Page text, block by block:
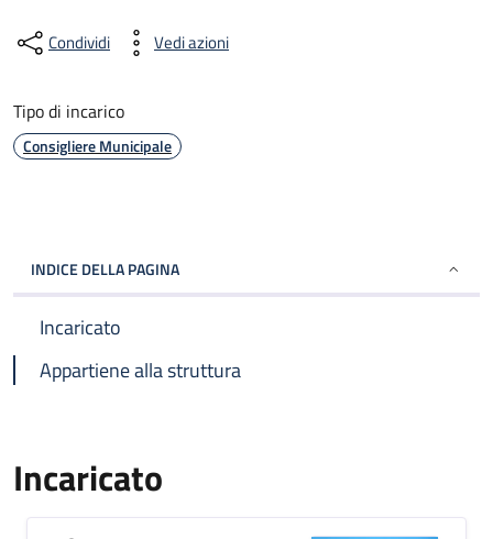
Condividi Vedi azioni
Tipo di incarico
Consigliere Municipale
INDICE DELLA PAGINA
Incaricato
Appartiene alla struttura
Incaricato